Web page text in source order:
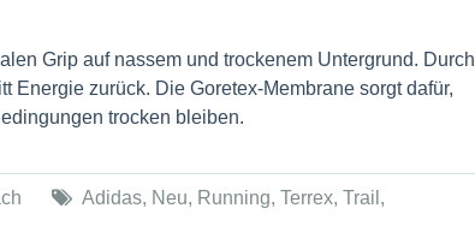
Grip auf nassem und trockenem Untergrund. Durch
Energie zurück. Die Goretex-Membrane sorgt dafür,
trocken bleiben.
Adidas, Neu, Running, Terrex, Trail ,